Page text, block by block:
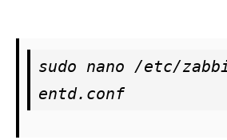
sudo nano /etc/
entd.conf